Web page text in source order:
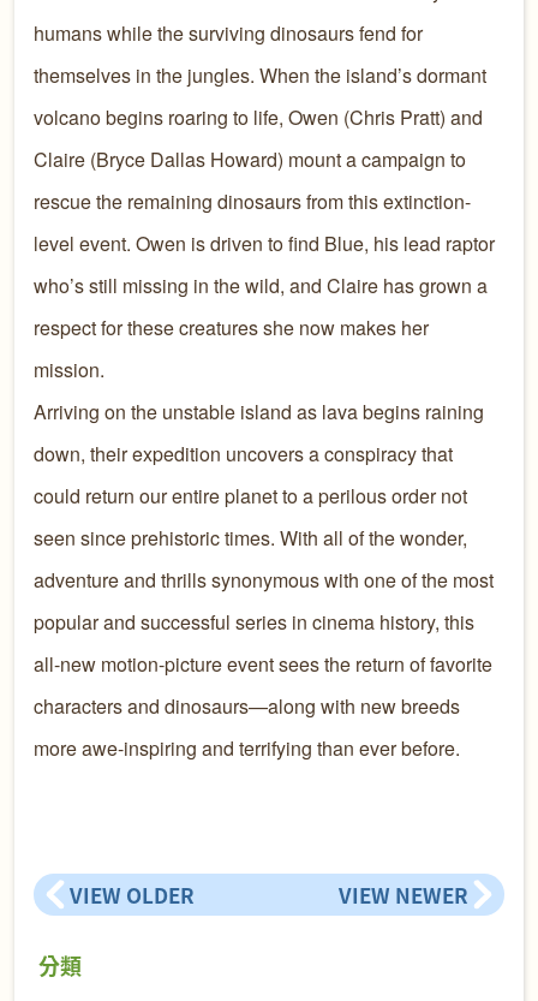
humans while the surviving dinosaurs fend for
themselves in the jungles. When the island’s dormant
volcano begins roaring to life, Owen (Chris Pratt) and
Claire (Bryce Dallas Howard) mount a campaign to
rescue the remaining dinosaurs from this extinction-
level event. Owen is driven to find Blue, his lead raptor
who’s still missing in the wild, and Claire has grown a
respect for these creatures she now makes her
mission.
Arriving on the unstable island as lava begins raining
down, their expedition uncovers a conspiracy that
could return our entire planet to a perilous order not
seen since prehistoric times. With all of the wonder,
adventure and thrills synonymous with one of the most
popular and successful series in cinema history, this
all-new motion-picture event sees the return of favorite
characters and dinosaurs—along with new breeds
more awe-inspiring and terrifying than ever before.
VIEW OLDER VIEW NEWER
分類